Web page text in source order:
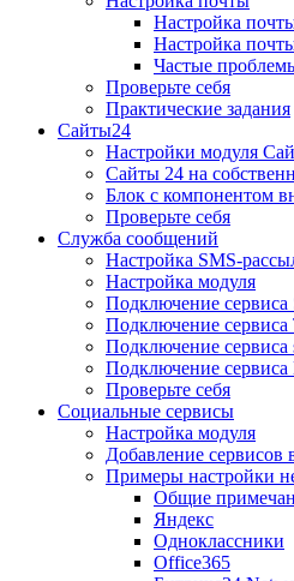
Настройка
Настройка
Частые
Проверьте себя
Практические задания
Сайты24
Настройки модуля
Сайты 24 на
Блок с компонентом
Проверьте себя
Служба сообщений
Настройка SMS-
Настройка модуля
Подключение сервиса
Подключение
Подключение сервиса
Подключение
Проверьте себя
Социальные сервисы
Настройка модуля
Добавление сервисов
Примеры настройки
Общие
Яндекс
Одноклассники
Office365